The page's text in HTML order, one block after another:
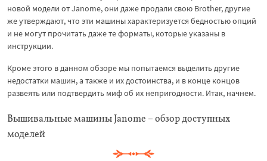
новой модели от Janome, они даже продали свою Brother, другие
же утверждают, что эти машины характеризуется бедностью опций
и не могут прочитать даже те форматы, которые указаны в
инструкции.
Кроме этого в данном обзоре мы попытаемся выделить другие
недостатки машин, а также и их достоинства, и в конце концов
развеять или подтвердить миф об их непригодности. Итак, начнем.
Вышивальные машины Janome – обзор доступных
моделей